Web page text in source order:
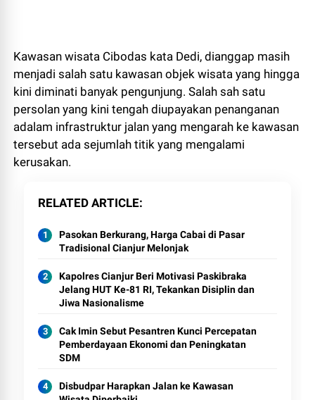
Kawasan wisata Cibodas kata Dedi, dianggap masih
menjadi salah satu kawasan objek wisata yang hingga
kini diminati banyak pengunjung. Salah sah satu
persolan yang kini tengah diupayakan penanganan
adalam infrastruktur jalan yang mengarah ke kawasan
tersebut ada sejumlah titik yang mengalami
kerusakan.
RELATED ARTICLE
Pasokan Berkurang, Harga Cabai di Pasar
Tradisional Cianjur Melonjak
Kapolres Cianjur Beri Motivasi Paskibraka
Jelang HUT Ke-81 RI, Tekankan Disiplin dan
Jiwa Nasionalisme
Cak Imin Sebut Pesantren Kunci Percepatan
Pemberdayaan Ekonomi dan Peningkatan
SDM
Disbudpar Harapkan Jalan ke Kawasan